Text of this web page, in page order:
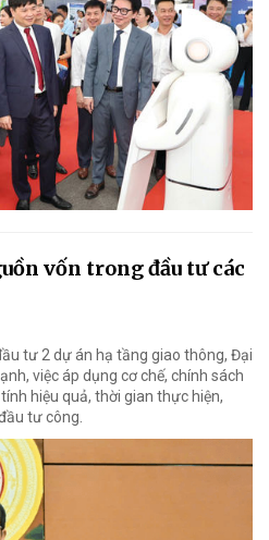
vốn trong đầu tư các
tư 2 dự án hạ tầng giao thông, Đại
việc áp dụng cơ chế, chính sách
hiệu quả, thời gian thực hiện,
tư công.